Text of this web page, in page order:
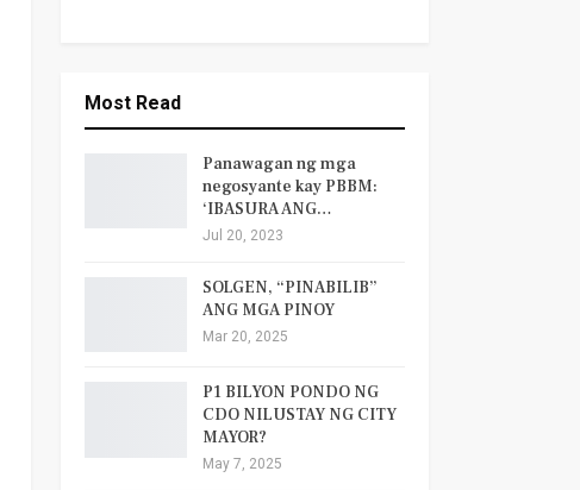
Most Read
Panawagan ng mga
negosyante kay PBBM:
‘IBASURA ANG…
Jul 20, 2023
SOLGEN, “PINABILIB”
ANG MGA PINOY
Mar 20, 2025
P1 BILYON PONDO NG
CDO NILUSTAY NG CITY
MAYOR?
May 7, 2025